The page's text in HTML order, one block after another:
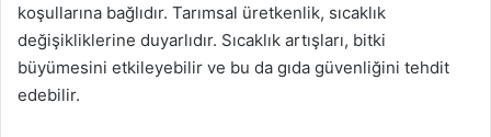
koşullarına bağlıdır. Tarımsal üretkenlik, sıcaklık
değişikliklerine duyarlıdır. Sıcaklık artışları, bitki
büyümesini etkileyebilir ve bu da gıda güvenliğini tehdit
edebilir.